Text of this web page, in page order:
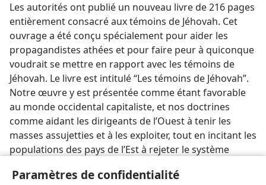
Paramètres de confidentialité
Les autorités ont publié un nouveau livre de 216 pages
entièrement consacré aux témoins de Jéhovah. Cet
ouvrage a été conçu spécialement pour aider les
propagandistes athées et pour faire peur à quiconque
voudrait se mettre en rapport avec les témoins de
Jéhovah. Le livre est intitulé “Les témoins de Jéhovah”.
Notre œuvre y est présentée comme étant favorable
au monde occidental capitaliste, et nos doctrines
comme aidant les dirigeants de l’Ouest à tenir les
masses assujetties et à les exploiter, tout en incitant les
populations des pays de l’Est à rejeter le système
livre présente des citations falsifiées de nos